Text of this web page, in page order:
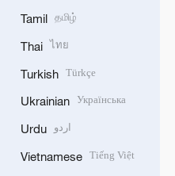
Tamil தமிழ்
Thai ไทย
Turkish Türkçe
Ukrainian Українська
Urdu اردو
Vietnamese Tiếng Việt